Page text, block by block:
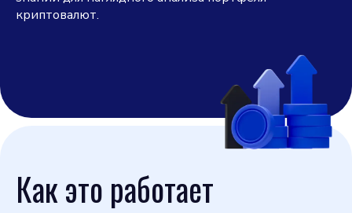
криптовалют.
Как это работает